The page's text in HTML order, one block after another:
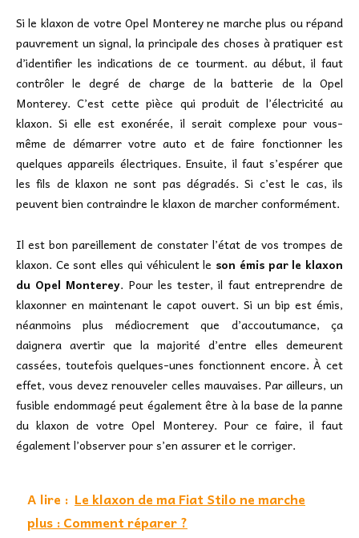
Si le klaxon de votre Opel Monterey ne marche plus ou répand
pauvrement un signal, la principale des choses à pratiquer est
d’identifier les indications de ce tourment. au début, il faut
contrôler le degré de charge de la batterie de la Opel
Monterey. C’est cette pièce qui produit de l’électricité au
klaxon. Si elle est exonérée, il serait complexe pour vous-
même de démarrer votre auto et de faire fonctionner les
quelques appareils électriques. Ensuite, il faut s’espérer que
les fils de klaxon ne sont pas dégradés. Si c’est le cas, ils
peuvent bien contraindre le klaxon de marcher conformément.
Il est bon pareillement de constater l’état de vos trompes de
klaxon. Ce sont elles qui véhiculent le son émis par le klaxon
du Opel Monterey. Pour les tester, il faut entreprendre de
klaxonner en maintenant le capot ouvert. Si un bip est émis,
néanmoins plus médiocrement que d’accoutumance, ça
daignera avertir que la majorité d’entre elles demeurent
cassées, toutefois quelques-unes fonctionnent encore. À cet
effet, vous devez renouveler celles mauvaises. Par ailleurs, un
fusible endommagé peut également être à la base de la panne
du klaxon de votre Opel Monterey. Pour ce faire, il faut
également l’observer pour s’en assurer et le corriger.
A lire : Le klaxon de ma Fiat Stilo ne marche
plus : Comment réparer ?